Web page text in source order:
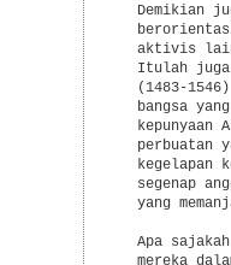
Demikian
aktivis
Itulah
(1483-
bangsa
kepunyaan
perbuatan
kegelapan
segenap
yang
Apa
mereka